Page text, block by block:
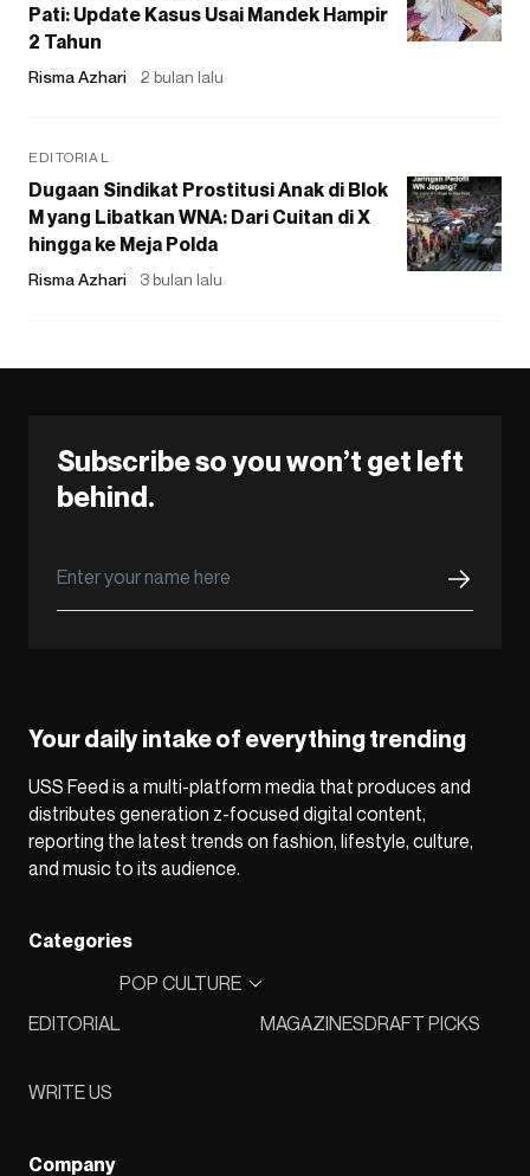
Pati: Update Kasus Usai Mandek Hampir
2 Tahun
Risma Azhari 2 bulan lalu
EDITORIAL
Dugaan Sindikat Prostitusi Anak di Blok
M yang Libatkan WNA: Dari Cuitan di X
hingga ke Meja Polda
Risma Azhari 3 bulan lalu
Subscribe so you won’t get left
behind.
Your daily intake of everything trending
USS Feed is a multi-platform media that produces and
distributes generation z-focused digital content,
reporting the latest trends on fashion, lifestyle, culture,
and music to its audience.
Categories
EDITORIAL
POP CULTURE
MAGAZINESDRAFT PICKS
WRITE US
Company